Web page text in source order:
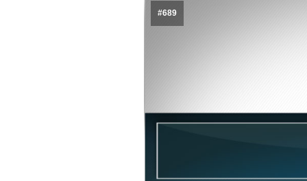
#689